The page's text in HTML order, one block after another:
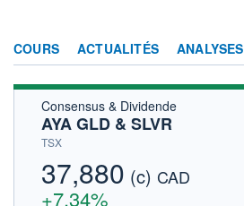
COURS ACTUALITÉS ANALYSES
Consensus & Dividende
AYA GLD & SLVR
TSX
37,880 (c) CAD
+7,34%